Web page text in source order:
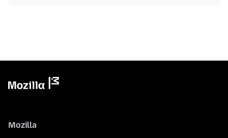
Mozilla